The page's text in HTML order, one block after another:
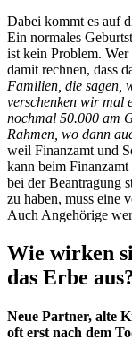
Dabei kommt es auf
Ein normales
ist kein Problem. Wer
damit rechnen, dass
Familien, die sagen,
verschenken wir mal
nochmal 50.000 am
Rahmen, wo dann
weil Finanzamt und
kann beim
bei der Beantragung
zu haben, muss eine
Auch Angehörige
Wie wirken
das Erbe
Neue Partner, alte
oft erst nach dem